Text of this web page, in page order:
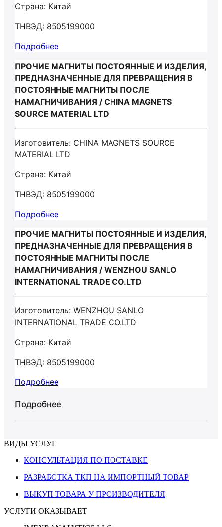
Страна: Китай
ТНВЭД: 8505199000
Подробнее
ПРОЧИЕ МАГНИТЫ ПОСТОЯННЫЕ И ИЗДЕЛИЯ,
ПРЕДНАЗНАЧЕННЫЕ ДЛЯ ПРЕВРАЩЕНИЯ В
ПОСТОЯННЫЕ МАГНИТЫ ПОСЛЕ
НАМАГНИЧИВАНИЯ / CHINA MAGNETS
SOURCE MATERIAL LTD
Изготовитель: CHINA MAGNETS SOURCE
MATERIAL LTD
Страна: Китай
ТНВЭД: 8505199000
Подробнее
ПРОЧИЕ МАГНИТЫ ПОСТОЯННЫЕ И ИЗДЕЛИЯ,
ПРЕДНАЗНАЧЕННЫЕ ДЛЯ ПРЕВРАЩЕНИЯ В
ПОСТОЯННЫЕ МАГНИТЫ ПОСЛЕ
НАМАГНИЧИВАНИЯ / WENZHOU SANLO
INTERNATIONAL TRADE CO.LTD
Изготовитель: WENZHOU SANLO
INTERNATIONAL TRADE CO.LTD
Страна: Китай
ТНВЭД: 8505199000
Подробнее
Подробнее
ВИДЫ УСЛУГ
КОНСУЛЬТАЦИЯ ПО ПОСТАВКЕ
РАЗРАБОТКА ТКП НА ИМПОРТНЫЙ ТОВАР
ВЫКУП ТОВАРА У ПРОИЗВОДИТЕЛЯ
УСЛУГИ ОКАЗЫВАЕТ